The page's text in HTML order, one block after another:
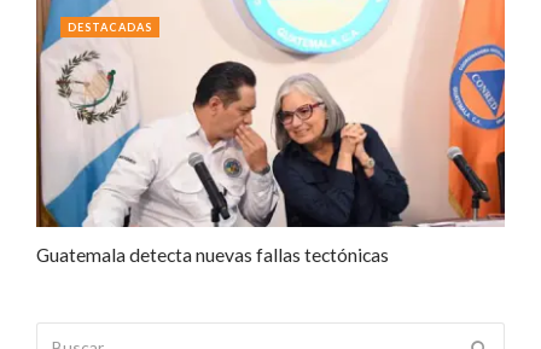
Guatemala detecta nuevas fallas tectónicas
DESTACADAS